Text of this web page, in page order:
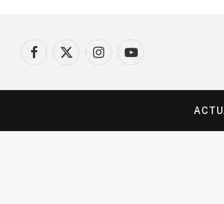
Facebook
X
InstagramYouTube